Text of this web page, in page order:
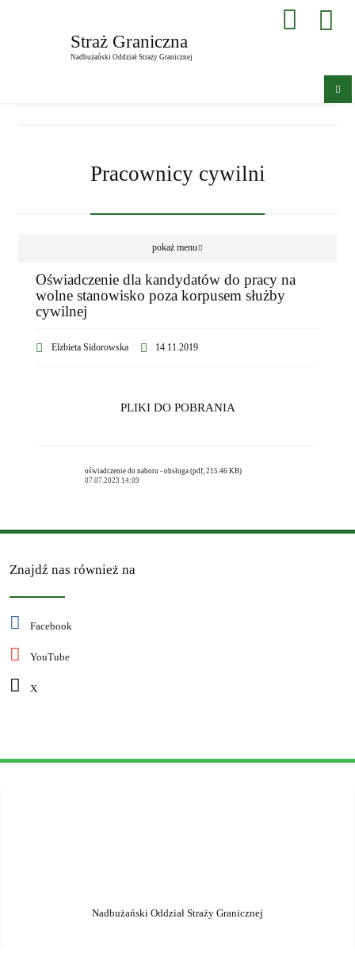
Straż Graniczna
Nadbużański Oddział Straży Granicznej
Pracownicy cywilni
pokaż menu
Oświadczenie dla kandydatów do pracy na
wolne stanowisko poza korpusem służby
cywilnej
Elzbieta Sidorowska 14.11.2019
PLIKI DO POBRANIA
oświadczenie do naboru - obsługa (pdf, 215.46 KB)
07.07.2023 14:09
Znajdź nas również na
Facebook
YouTube
X
Nadbużański Oddział Straży Granicznej